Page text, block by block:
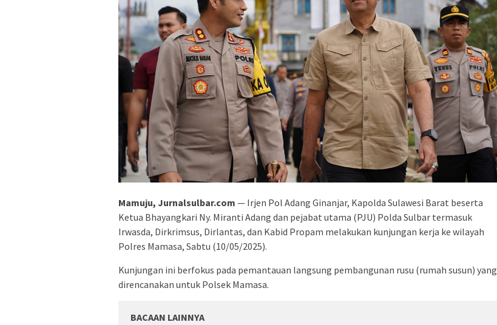
Mamuju, Jurnalsulbar.com — Irjen Pol Adang Ginanjar, Kapolda Sulawesi Barat beserta
Ketua Bhayangkari Ny. Miranti Adang dan pejabat utama (PJU) Polda Sulbar termasuk
Irwasda, Dirkrimsus, Dirlantas, dan Kabid Propam melakukan kunjungan kerja ke wilayah
Polres Mamasa, Sabtu (10/05/2025).
Kunjungan ini berfokus pada pemantauan langsung pembangunan rusu (rumah susun) yang
direncanakan untuk Polsek Mamasa.
BACAAN LAINNYA